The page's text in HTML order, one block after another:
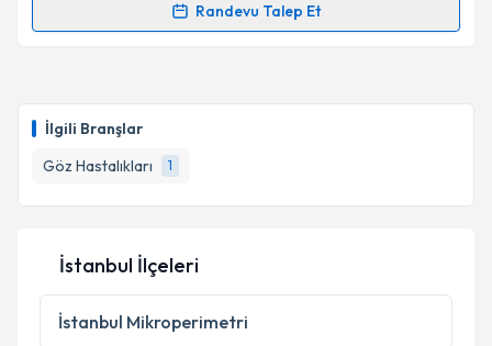
İlgili Branşlar
Göz Hastalıkları
1
Randevu Talep Et
Randevu Takvimi Talebi
takvim hazırlandığında e-posta ile bilgilendireceğiz.
E-posta Adresiniz
Kişisel verilerimin işlenmesine ilişkinAydınlatma
Metni'ni okudum ve kişisel verilerimin belirtilen
kapsamda işlenmesini kabul ediyorum.
İstanbul İlçeleri
İstanbul Mikroperimetri